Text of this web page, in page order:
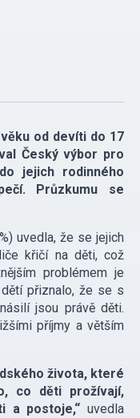
od devíti do 17
Český výbor pro
jejich rodinného
Průzkumu se
uvedla, že se jejich
křičí na děti, což
problémem je
přiznalo, že se s
jsou právě děti.
příjmy a větším
života, které
co děti prožívají,
a postoje,“ uvedla